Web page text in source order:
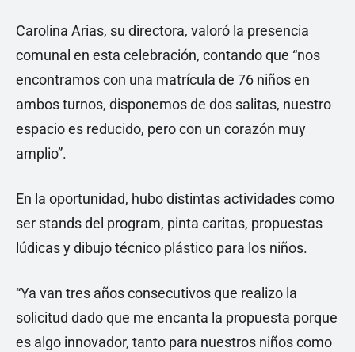
Carolina Arias, su directora, valoró la presencia
comunal en esta celebración, contando que “nos
encontramos con una matrícula de 76 niños en
ambos turnos, disponemos de dos salitas, nuestro
espacio es reducido, pero con un corazón muy
amplio”.
En la oportunidad, hubo distintas actividades como
ser stands del program, pinta caritas, propuestas
lúdicas y dibujo técnico plástico para los niños.
“Ya van tres años consecutivos que realizo la
solicitud dado que me encanta la propuesta porque
es algo innovador, tanto para nuestros niños como